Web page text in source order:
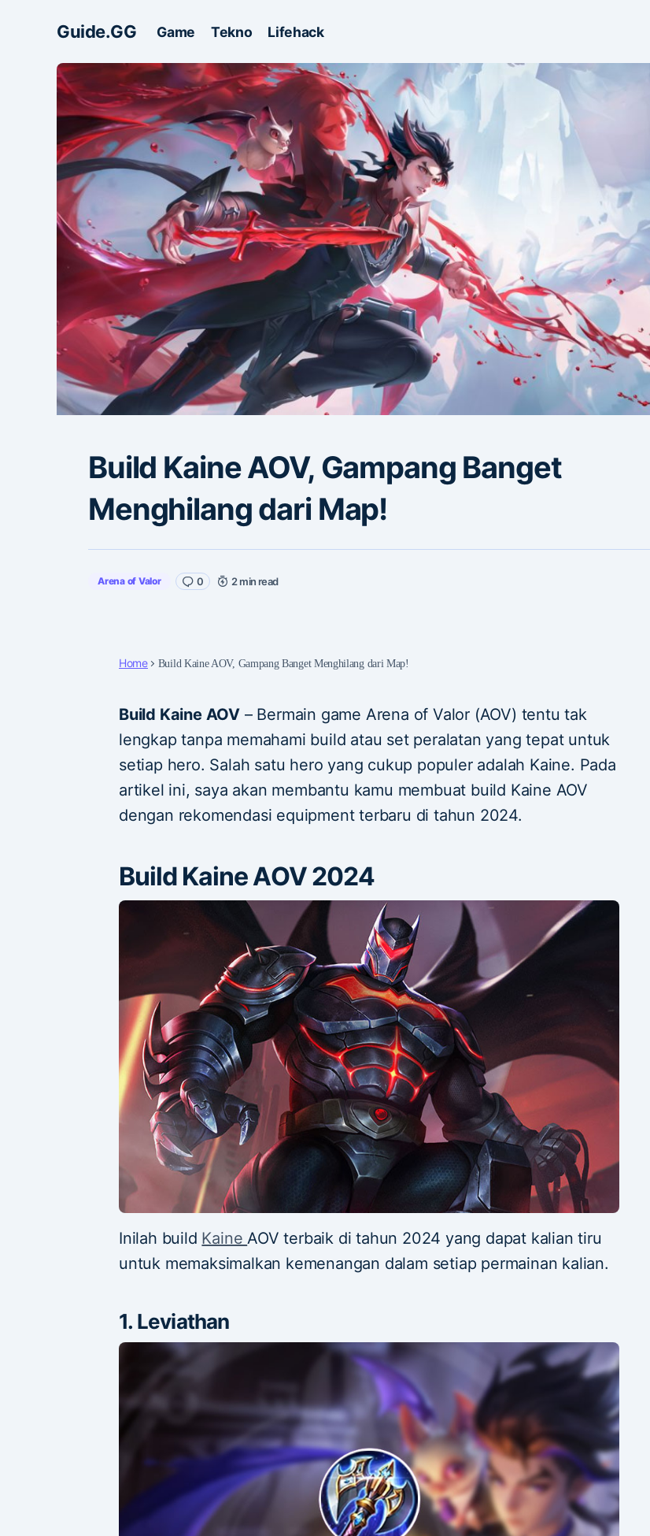
Guide.GG Game Tekno Lifehack
Build Kaine AOV, Gampang Banget
Menghilang dari Map!
Arena of Valor 0 2 min read
Home Build Kaine AOV, Gampang Banget Menghilang dari Map!
Build Kaine AOV – Bermain game Arena of Valor (AOV) tentu tak
lengkap tanpa memahami build atau set peralatan yang tepat untuk
setiap hero. Salah satu hero yang cukup populer adalah Kaine. Pada
artikel ini, saya akan membantu kamu membuat build Kaine AOV
dengan rekomendasi equipment terbaru di tahun 2024.
Build Kaine AOV 2024
Inilah build KaineAOV terbaik di tahun 2024 yang dapat kalian tiru
untuk memaksimalkan kemenangan dalam setiap permainan kalian.
1. Leviathan